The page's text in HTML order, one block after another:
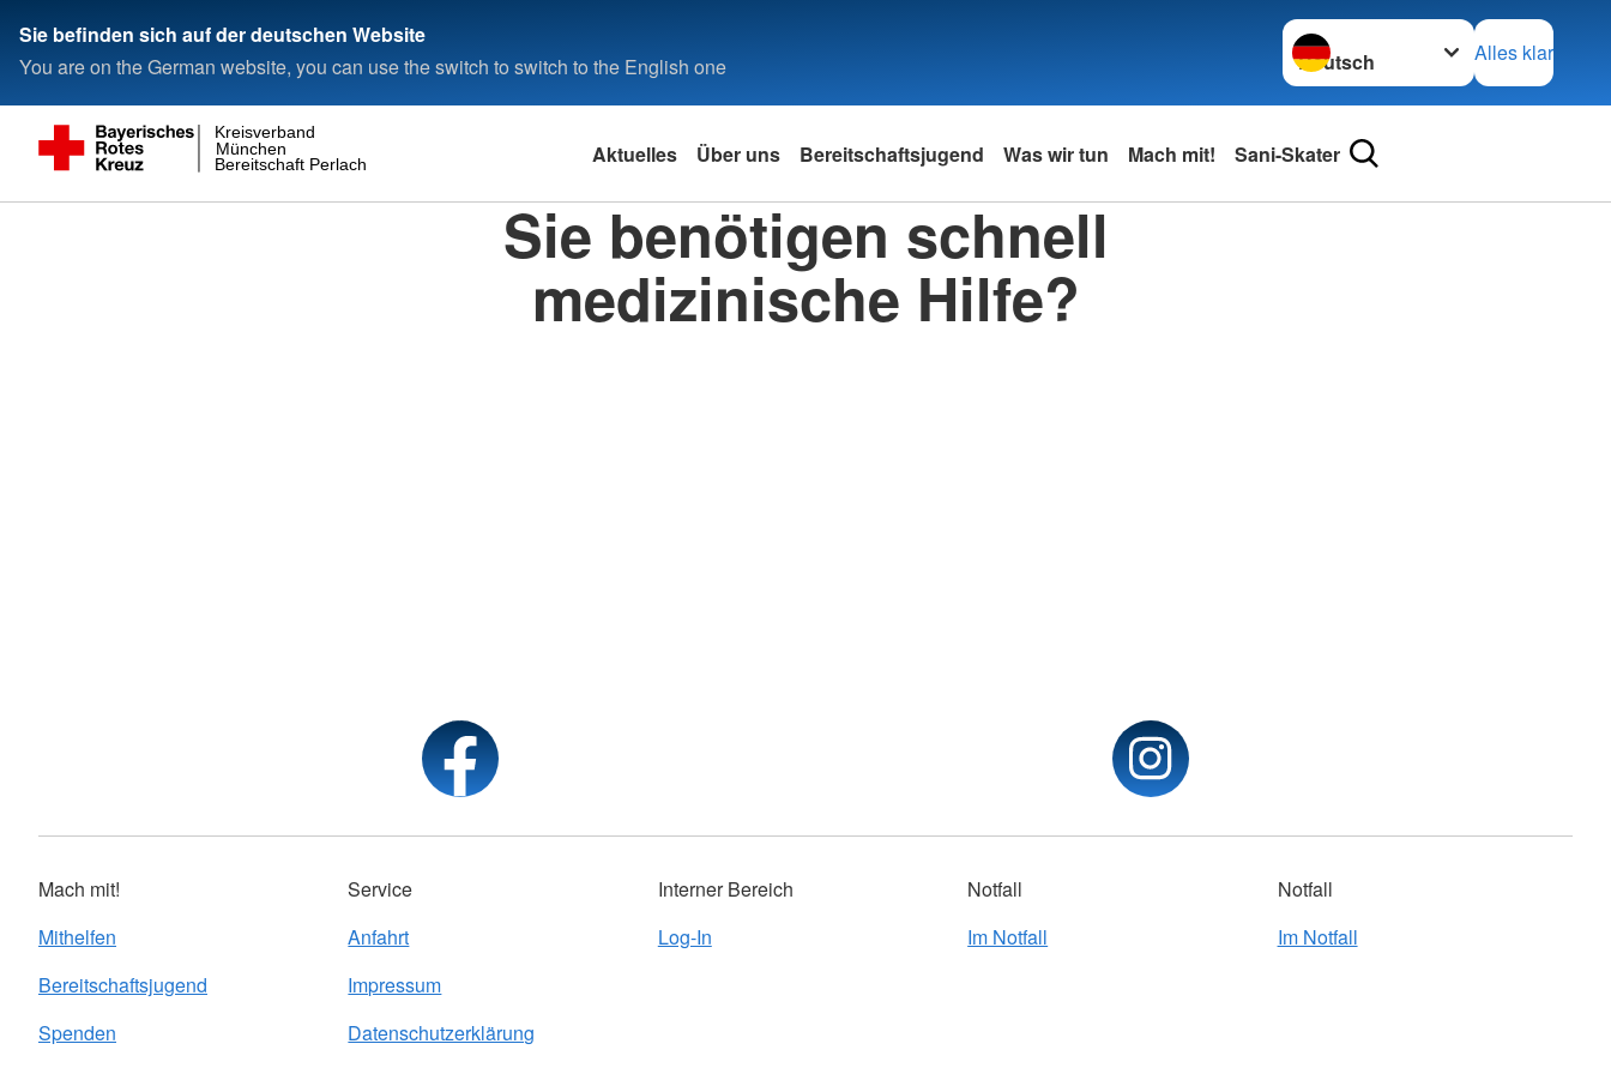
Sie befinden sich auf der deutschen Website
You are on the German website, you can use the switch to switch to the English one
Sprache wechseln zu
Alles klar
Bereitschaft Perlach
München
Kreisverband
Aktuelles Über uns Bereitschaftsjugend Was wir tun Mach mit! Sani-Skater
Sie benötigen schnell
medizinische Hilfe?
Mach mit!
Mithelfen
Bereitschaftsjugend
Spenden
Service
Anfahrt
Impressum
Datenschutzerklärung
Interner Bereich
Log-In
Notfall
Im Notfall
Notfall
Im Notfall